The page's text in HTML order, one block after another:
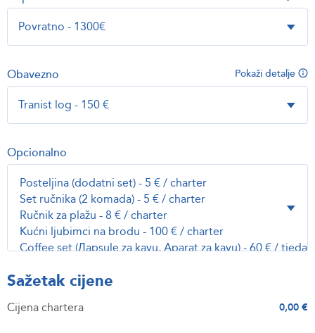
Pokaži detalje
Obavezno
Opcionalno
Sažetak cijene
Cijena chartera 0,00 €